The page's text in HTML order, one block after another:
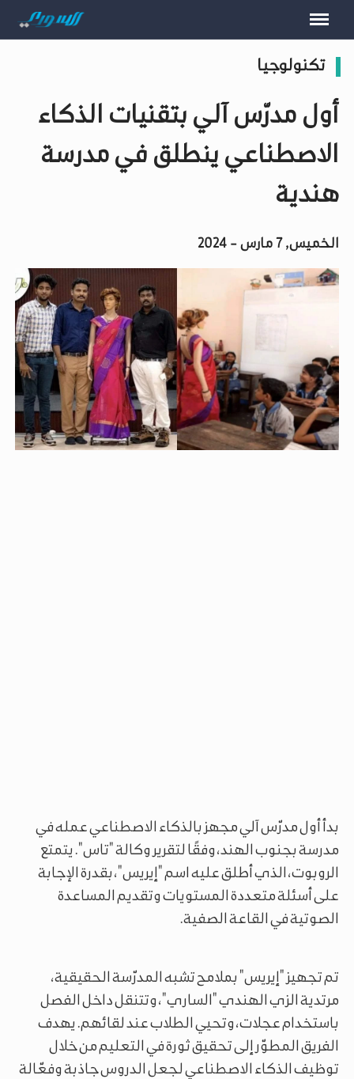
تكنولوجيا
أول مدرّس آلي بتقنيات الذكاء
الاصطناعي ينطلق في مدرسة
هندية
الخميس, 7 مارس - 2024
بدأ أول مدرّس آلي مجهز بالذكاء الاصطناعي عمله في
مدرسة بجنوب الهند، وفقًا لتقرير وكالة "تاس". يتمتع
الروبوت، الذي أطلق عليه اسم "إيريس"، بقدرة الإجابة
على أسئلة متعددة المستويات وتقديم المساعدة
الصوتية في القاعة الصفية.
تم تجهيز "إيريس" بملامح تشبه المدرّسة الحقيقية،
مرتدية الزي الهندي "الساري"، وتتنقل داخل الفصل
باستخدام عجلات، وتحيي الطلاب عند لقائهم. يهدف
الفريق المطوّر إلى تحقيق ثورة في التعليم من خلال
توظيف الذكاء الاصطناعي لجعل الدروس جاذبة وفعّالة